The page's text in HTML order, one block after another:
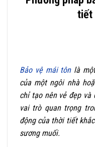
tiết
Bảo vệ mái tônlà một
của một ngôi nhà
chỉ tạo nên vẻ đẹp và
vai trò quan trọng
động của thời tiết
sương muối.